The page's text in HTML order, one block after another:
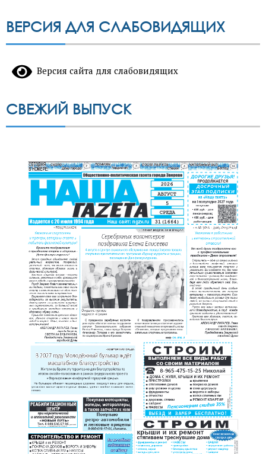
ВЕРСИЯ ДЛЯ СЛАБОВИДЯЩИХ
Версия сайта для слабовидящих
СВЕЖИЙ ВЫПУСК